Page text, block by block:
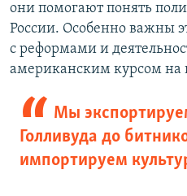
они помогают понять
России. Особенно важны
с реформами и
американским курсом на
Мы
Голливуда до
импортируем